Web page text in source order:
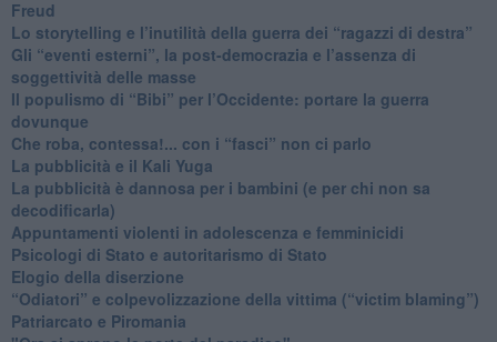
Freud
​Lo storytelling e l’inutilità della guerra dei “ragazzi di destra”
​Gli “eventi esterni”, la post-democrazia e l’assenza di
soggettività delle masse
​Il populismo di “Bibi” per l’Occidente: portare la guerra
dovunque
​Che roba, contessa!... con i “fasci” non ci parlo
La pubblicità e il Kali Yuga
​La pubblicità è dannosa per i bambini (e per chi non sa
decodificarla)
​Appuntamenti violenti in adolescenza e femminicidi
​Psicologi di Stato e autoritarismo di Stato
Elogio della diserzione
“Odiatori” e colpevolizzazione della vittima (“victim blaming”)
​Patriarcato e Piromania